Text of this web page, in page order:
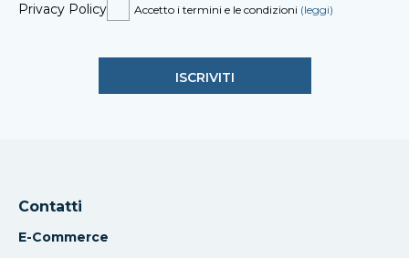
Privacy Policy Accetto i termini e le condizioni (leggi)
Contatti
E-Commerce